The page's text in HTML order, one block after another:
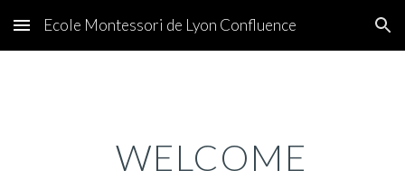
Skip to main content Skip to navigation
Ecole Montessori de Lyon Confluence
WELCOME